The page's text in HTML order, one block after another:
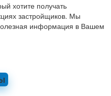
хотите получать
застройщиков. Мы
информация в Вашем